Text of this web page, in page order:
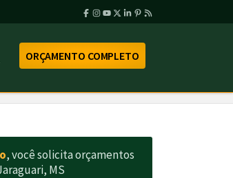
ORÇAMENTO COMPLETO
, você solicita orçamentos
MS